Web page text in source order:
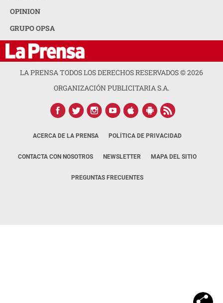
OPINION
GRUPO OPSA
LA PRENSA TODOS LOS DERECHOS RESERVADOS ©2026
ORGANIZACIÓN PUBLICITARIA S.A.
ACERCA DE LA PRENSA POLÍTICA DE PRIVACIDAD
CONTACTA CON NOSOTROS NEWSLETTER MAPA DEL SITIO
PREGUNTAS FRECUENTES